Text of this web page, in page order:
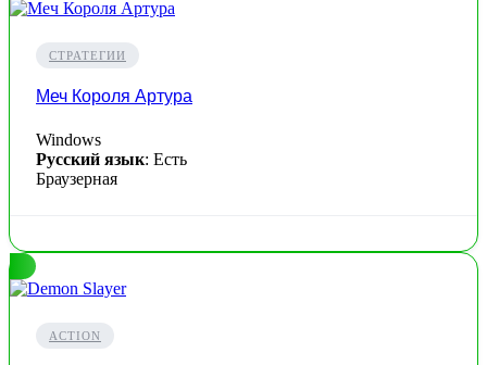
СТРАТЕГИИ
Меч Короля Артура
Windows
Русский язык: Есть
Браузерная
ACTION